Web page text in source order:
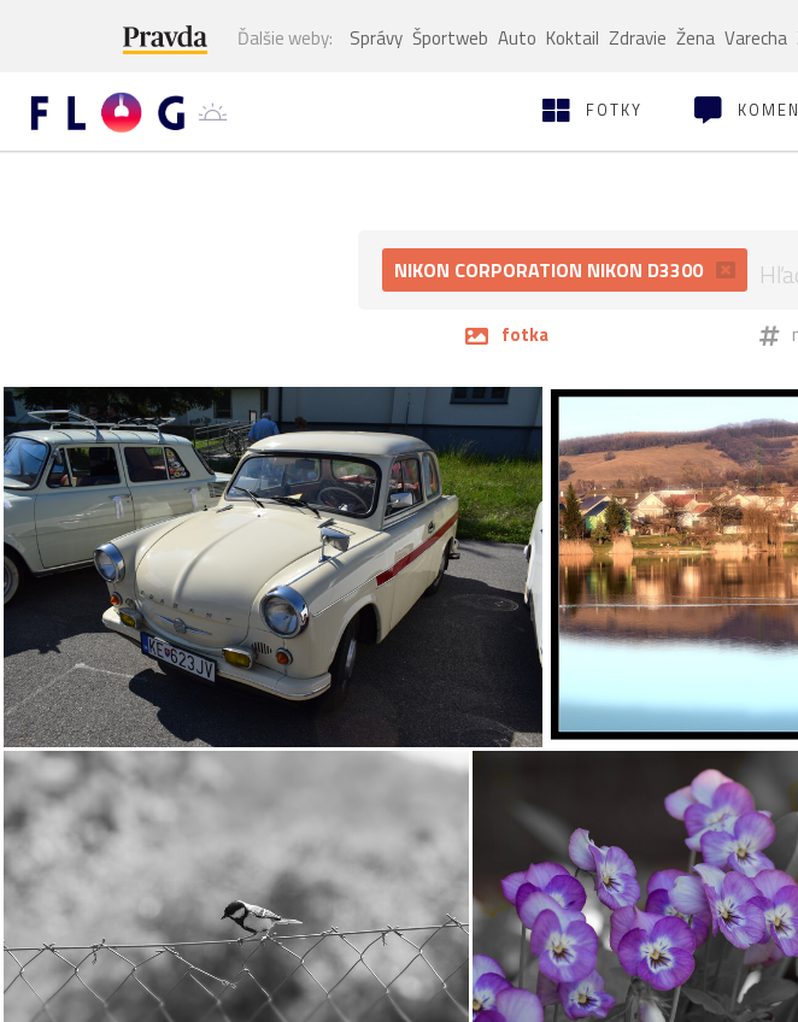
Ďalšie weby: Správy Športweb Auto Koktail Zdravie Žena Varecha
FOTKY
NIKON CORPORATION NIKON D3300
fotka